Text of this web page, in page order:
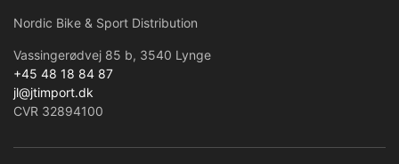
Nordic Bike & Sport Distribution
Vassingerødvej 85 b, 3540 Lynge
+45 48 18 84 87
jl@jtimport.dk
CVR 32894100